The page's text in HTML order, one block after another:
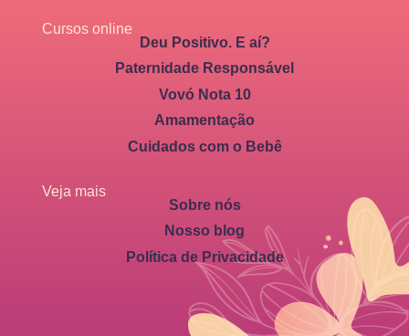
Cursos online
Deu Positivo. E aí?
Paternidade Responsável
Vovó Nota 10
Amamentação
Cuidados com o Bebê
Veja mais
Sobre nós
Nosso blog
Política de Privacidade